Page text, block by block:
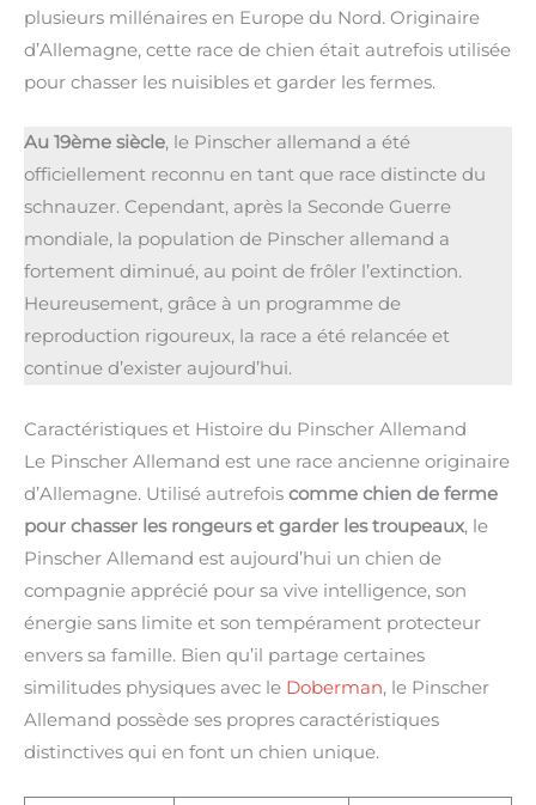
plusieurs millénaires en Europe du Nord. Originaire
d’Allemagne, cette race de chien était autrefois utilisée
pour chasser les nuisibles et garder les fermes.
Au 19ème siècle, le Pinscher allemand a été
officiellement reconnu en tant que race distincte du
schnauzer. Cependant, après la Seconde Guerre
mondiale, la population de Pinscher allemand a
fortement diminué, au point de frôler l’extinction.
Heureusement, grâce à un programme de
reproduction rigoureux, la race a été relancée et
continue d’exister aujourd’hui.
Caractéristiques et Histoire du Pinscher Allemand
Le Pinscher Allemand est une race ancienne originaire
d’Allemagne. Utilisé autrefois comme chien de ferme
pour chasser les rongeurs et garder les troupeaux, le
Pinscher Allemand est aujourd’hui un chien de
compagnie apprécié pour sa vive intelligence, son
énergie sans limite et son tempérament protecteur
envers sa famille. Bien qu’il partage certaines
similitudes physiques avec le Doberman, le Pinscher
Allemand possède ses propres caractéristiques
distinctives qui en font un chien unique.